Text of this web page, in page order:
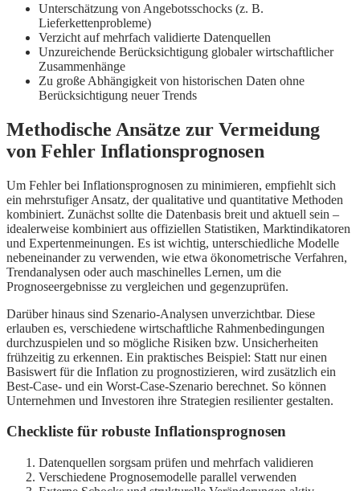
Unterschätzung von Angebotsschocks (z. B.
Lieferkettenprobleme)
Verzicht auf mehrfach validierte Datenquellen
Unzureichende Berücksichtigung globaler wirtschaftlicher
Zusammenhänge
Zu große Abhängigkeit von historischen Daten ohne
Berücksichtigung neuer Trends
Methodische Ansätze zur Vermeidung
von Fehler Inflationsprognosen
Um Fehler bei Inflationsprognosen zu minimieren, empfiehlt sich
ein mehrstufiger Ansatz, der qualitative und quantitative Methoden
kombiniert. Zunächst sollte die Datenbasis breit und aktuell sein –
idealerweise kombiniert aus offiziellen Statistiken, Marktindikatoren
und Expertenmeinungen. Es ist wichtig, unterschiedliche Modelle
nebeneinander zu verwenden, wie etwa ökonometrische Verfahren,
Trendanalysen oder auch maschinelles Lernen, um die
Prognoseergebnisse zu vergleichen und gegenzuprüfen.
Darüber hinaus sind Szenario-Analysen unverzichtbar. Diese
erlauben es, verschiedene wirtschaftliche Rahmenbedingungen
durchzuspielen und so mögliche Risiken bzw. Unsicherheiten
frühzeitig zu erkennen. Ein praktisches Beispiel: Statt nur einen
Basiswert für die Inflation zu prognostizieren, wird zusätzlich ein
Best-Case- und ein Worst-Case-Szenario berechnet. So können
Unternehmen und Investoren ihre Strategien resilienter gestalten.
Checkliste für robuste Inflationsprognosen
Datenquellen sorgsam prüfen und mehrfach validieren
Verschiedene Prognosemodelle parallel verwenden